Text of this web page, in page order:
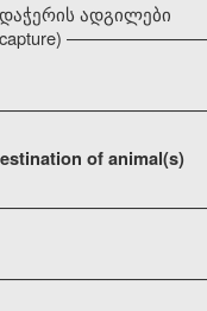
ადგილები
of animal(s)